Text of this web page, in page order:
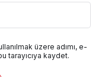
üzere adımı, e-
tarayıcıya kaydet.